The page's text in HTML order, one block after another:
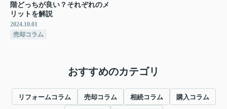
階どっちが良い？それぞれのメ
リットを解説
2024.10.01
売却コラム
おすすめのカテゴリ
リフォームコラム 売却コラム 相続コラム 購入コラム